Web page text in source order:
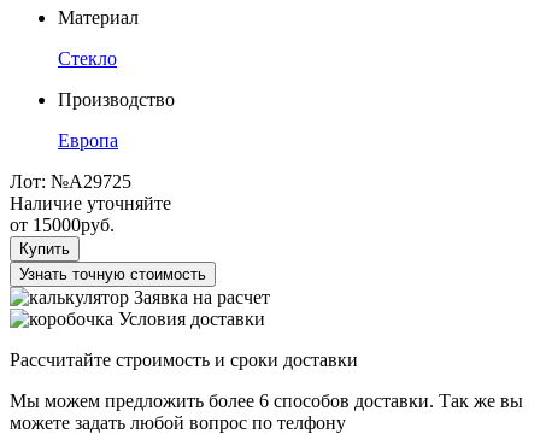
Материал
Стекло
Производство
Европа
Лот: №А29725
Наличие уточняйте
от 15000руб.
Купить
Узнать точную стоимость
Заявка на расчет
Условия доставки
Рассчитайте строимость и сроки доставки
Мы можем предложить более 6 способов доставки. Так же вы
можете задать любой вопрос по телфону